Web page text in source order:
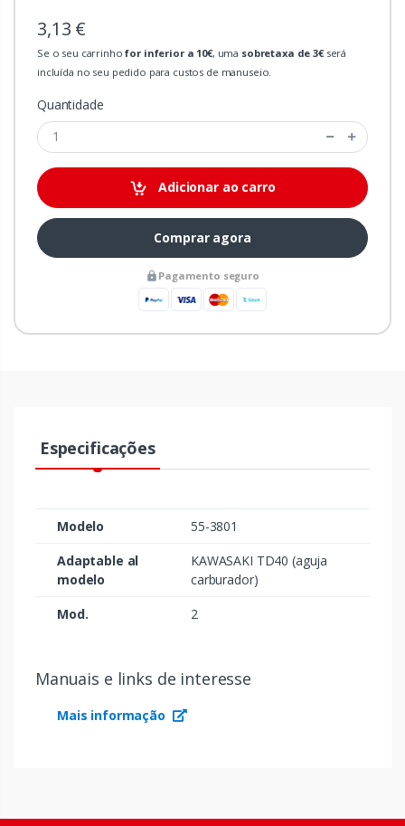
3,13 €
Se o seu carrinhofor inferior a 10€, uma sobretaxa de 3€será
incluída no seu pedido para custos de manuseio.
Quantidade
Adicionar ao carro
Comprar agora
Pagamento seguro
Especificações
Modelo
55-3801
Adaptable al
modelo
KAWASAKI TD40 (aguja
carburador)
Mod.
2
Manuais e links de interesse
Mais informação